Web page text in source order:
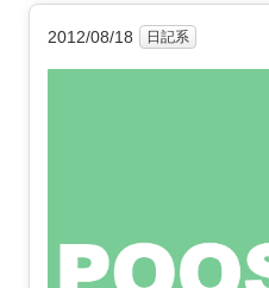
2012/08/18 日記系